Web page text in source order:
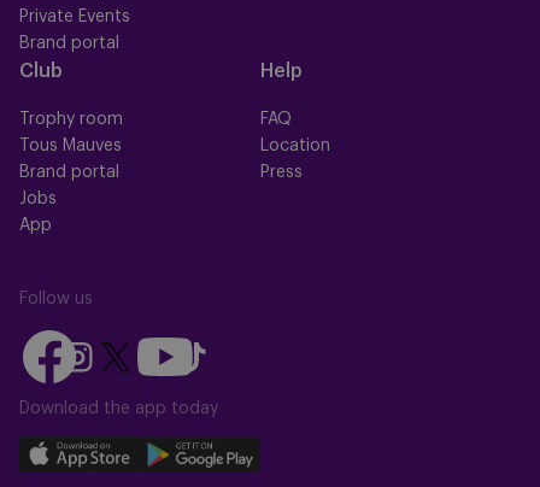
Private Events
Brand portal
Club
Trophy room
Tous Mauves
Brand portal
Jobs
App
Help
FAQ
Location
Press
Follow us
Follow
us
on
Follow
us
on
Instagram
Follow
on
X
(Twitter)
Follow
us
on
Follow
us
on
TikTok
Download the app today
Download
Download